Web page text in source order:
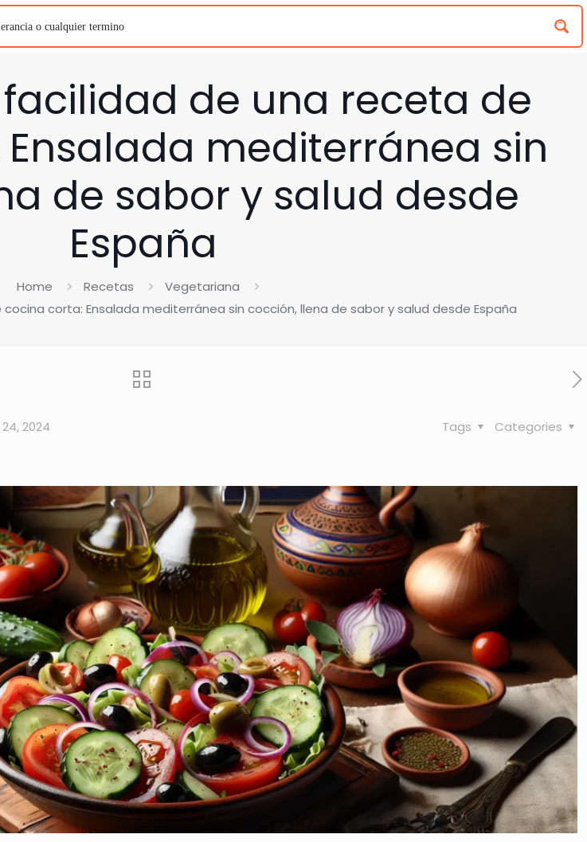
de una receta de
mediterránea sin
de sabor y salud desde
España
Home Recetas
Vegetariana
corta: Ensalada mediterránea sin cocción, llena de sabor y salud desde España
2024 Categories
Tags